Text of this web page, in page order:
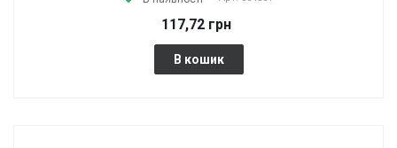
117,72 грн
В кошик